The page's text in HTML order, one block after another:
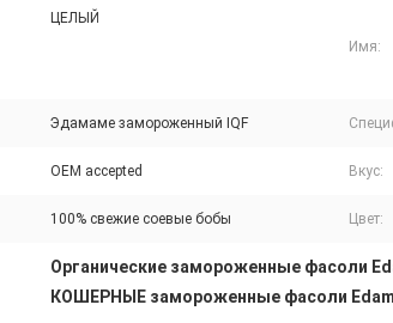
ЦЕЛЫЙ
Имя:
Эдамаме замороженный IQF
OEM accepted Вкус:
100% свежие соевые бобы Цвет:
Органические замороженные фасоли
КОШЕРНЫЕ замороженные фасоли